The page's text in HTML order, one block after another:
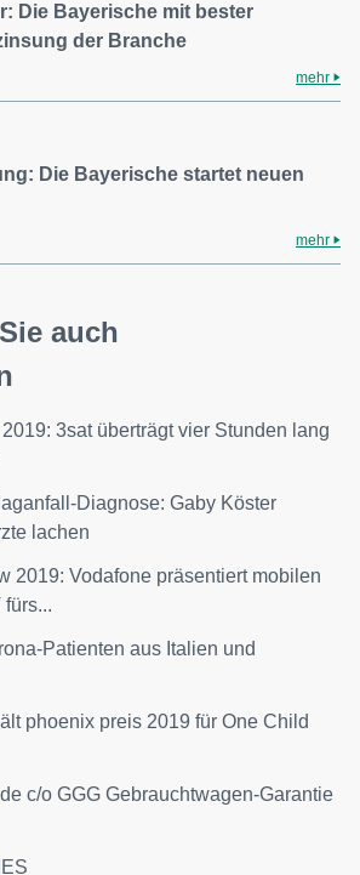
Die Bayerische mit bester
der Branche
mehr
Die Bayerische startet neuen
mehr
auch
3sat überträgt vier Stunden lang
Diagnose: Gaby Köster
lachen
2019: Vodafone präsentiert mobilen
fürs...
Patienten aus Italien und
phoenix preis 2019 für One Child
c/o GGG Gebrauchtwagen-Garantie